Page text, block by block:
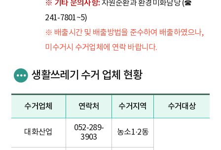
※ 기타 문의사항: 자원순환과 환경미화담당 (☎
241-7801~5)
※ 배출시간 및 배출방법을 준수하여 배출하였으나,
미수거시 수거업체에 연락 바랍니다.
생활쓰레기 수거 업체 현황
수거업체 연락처 수거지역 수거대상
대화산업
052-289-
3903
농소1·2동